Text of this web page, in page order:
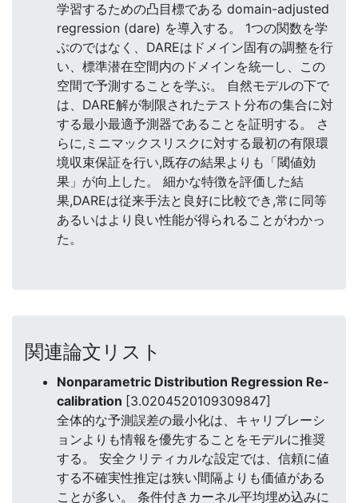
学習するための凸目標である domain-adjusted
regression (dare) を導入する。 1つの関数を学
ぶのではなく、DAREはドメイン固有の調整を行
い、標準潜在空間内のドメインを統一し、この
空間で予測することを学ぶ。 自然モデルの下で
は、DARE解が制限されたテスト分布の集合に対
する最小最適予測器であることを証明する。 さ
らに,ミニマックスリスクに対する最初の有限環
境収束保証を行い,既存の結果よりも「閾値効
果」が向上した。 細かな特徴を評価した結
果,DAREは従来手法と良好に比較でき,常に同等
あるいはより良い性能が得られることがわかっ
た。
関連論文リスト
Nonparametric Distribution Regression Re-
calibration [3.0204520109309847]
全体的な予測誤差の最小化は、キャリブレーシ
ョンよりも情報を優先することをモデルに推奨
する。 安全クリティカルな設定では、信頼に値
する不確実性推定は狭い間隔よりも価値がある
ことが多い。 条件付きカーネル平均埋め込みに